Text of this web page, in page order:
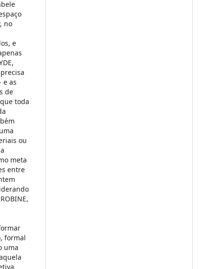
no
e
e as
de
toda
ou
meta
entre
formal
uma